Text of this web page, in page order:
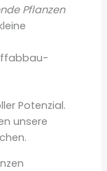
Pflanzen
Potenzial.
unsere